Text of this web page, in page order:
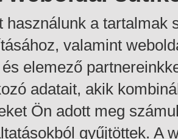
használunk a tartalmak
valamint
elemező
adatait, akik
Ön adott meg
gyűjtöttek. A